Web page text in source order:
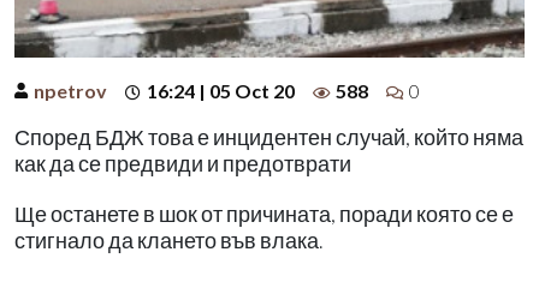
npetrov 16:24 | 05 Oct 20 588 0
Според БДЖ това е инцидентен случай, който няма
как да се предвиди и предотврати
Ще останете в шок от причината, поради която се е
стигнало да клането във влака.